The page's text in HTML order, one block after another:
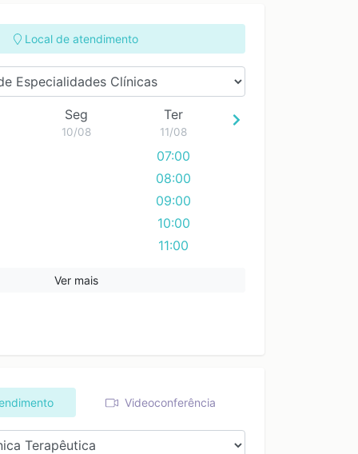
Local de atendimento
Seg
10/08
Ter
11/08
07:00
08:00
09:00
10:00
11:00
Ver mais
Videoconferência